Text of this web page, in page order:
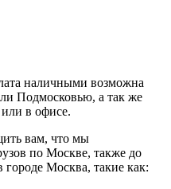
наличными возможна
Подмосковью, а так же
в офисе.
вам, что мы
по Москве, также до
Москва, такие как: